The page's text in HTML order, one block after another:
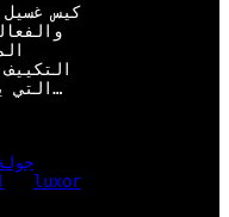
كيس
التي يجب الاهتمام بها لضمان أد…
luxor